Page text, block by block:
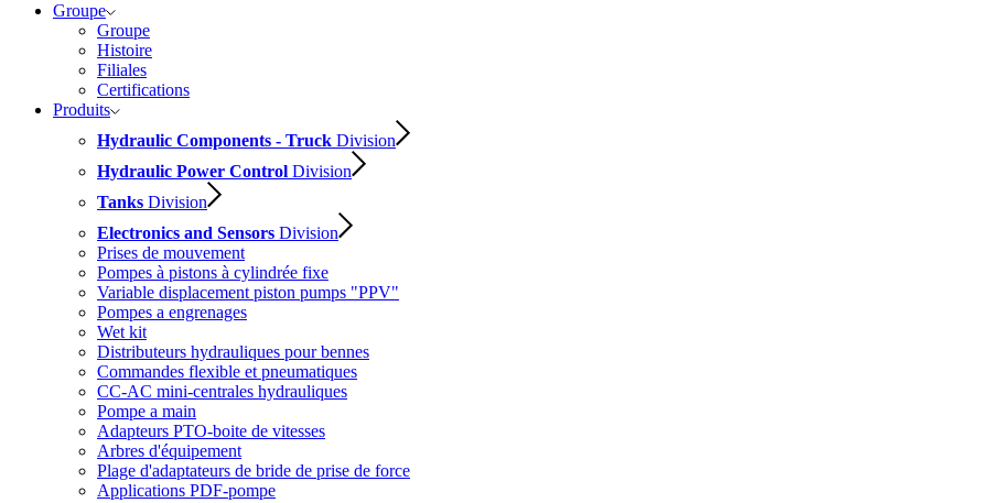
Groupe
Groupe
Histoire
Filiales
Certifications
Produits
Hydraulic Components - Truck Division
Hydraulic Power Control Division
Tanks Division
Electronics and Sensors Division
Prises de mouvement
Pompes à pistons à cylindrée fixe
Variable displacement piston pumps "PPV"
Pompes a engrenages
Wet kit
Distributeurs hydrauliques pour bennes
Commandes flexible et pneumatiques
CC-AC mini-centrales hydrauliques
Pompe a main
Adapteurs PTO-boite de vitesses
Arbres d'équipement
Plage d'adaptateurs de bride de prise de force
Applications PDF-pompe